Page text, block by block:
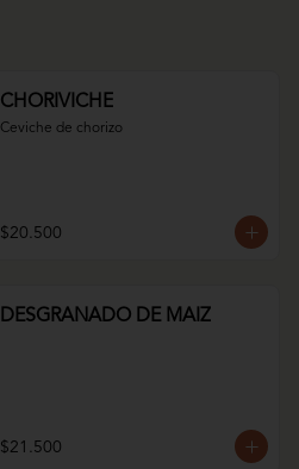
CHORIVICHE
Ceviche de chorizo
$20.500
DESGRANADO DE MAIZ
$21.500